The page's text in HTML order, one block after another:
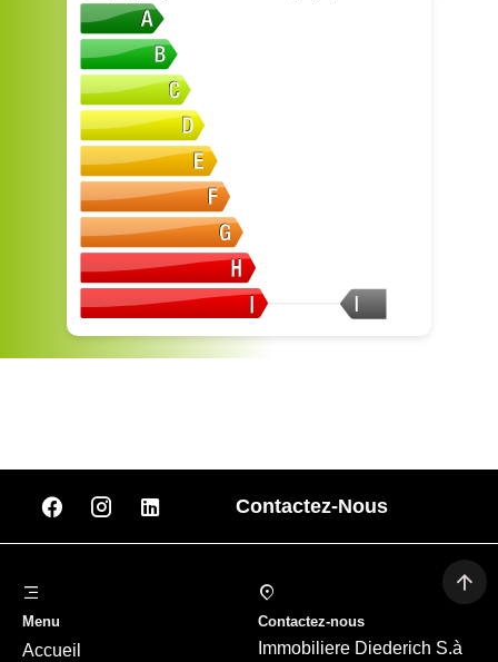
I
Contactez-Nous
Menu
Accueil
Contactez-nous
Immobiliere Diederich S.à